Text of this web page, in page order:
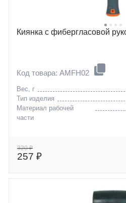
Киянка с фибергласовой
Код товара: AMFH02
Вес, г
Тип изделия
Материал рабочей
части
320 ₽
257 ₽